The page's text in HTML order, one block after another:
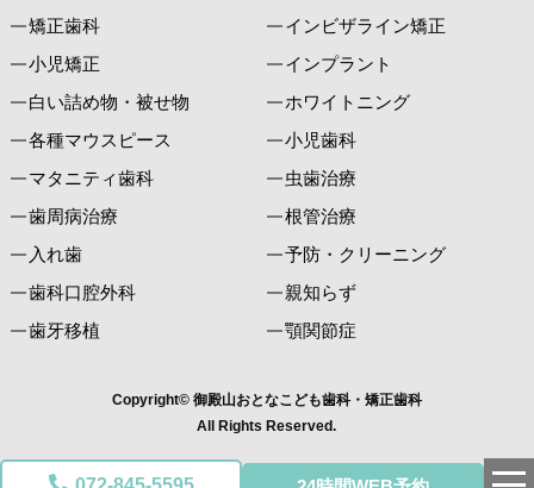
矯正歯科
インビザライン矯正
小児矯正
インプラント
白い詰め物・被せ物
ホワイトニング
各種マウスピース
小児歯科
マタニティ歯科
虫歯治療
歯周病治療
根管治療
入れ歯
予防・クリーニング
歯科口腔外科
親知らず
歯牙移植
顎関節症
Copyright© 御殿山おとなこども歯科・矯正歯科
All Rights Reserved.